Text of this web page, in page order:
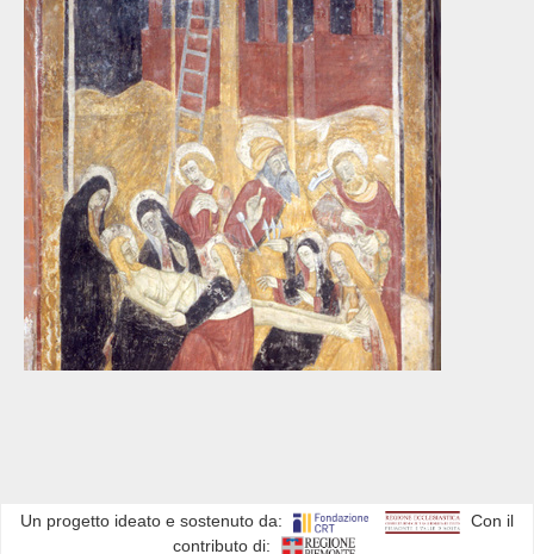
Un progetto ideato e sostenuto da:
Con il
contributo di: